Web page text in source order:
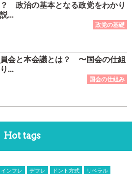
政治の基本となる政党をわかり
...
会と本会議とは？ 〜国会の仕組
...
Hot tags
インフレ デフレ ドント方式 リベラル